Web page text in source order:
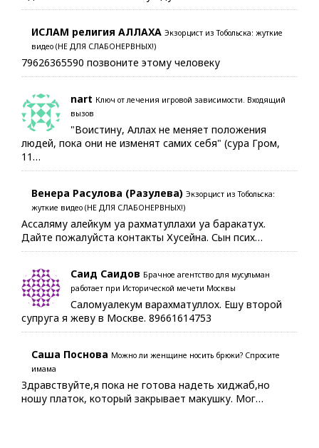
ИСЛАМ религия АЛЛАХА Экзорцист из Тобольска: жуткие
видео (НЕ ДЛЯ СЛАБОНЕРВНЫХ!)
79626365590 позвоните этому человеку
nart Ключ от лечения игровой зависимости. Входящий
вызов
"Воистину, Аллах не меняет положения
людей, пока они не изменят самих себя" (сура Гром,
11…
Венера Расулова (Разулева) Экзорцист из Тобольска:
жуткие видео (НЕ ДЛЯ СЛАБОНЕРВНЫХ!)
Ассаляму алейкум уа рахматуллахи уа баракатух.
Дайте пожалуйста контакты Хусейна. Сын псих…
Саид Саидов Брачное агентство для мусульман
работает при Исторической мечети Москвы
Саломуалекум варахматуллох. Ешу второй
супруга я жеву в Москве. 89661614753
Саша Поснова Можно ли женщине носить брюки? Спросите
имама
Здравствуйте,я пока не готова надеть хиджаб,но
ношу платок, который закрывает макушку. Мог…